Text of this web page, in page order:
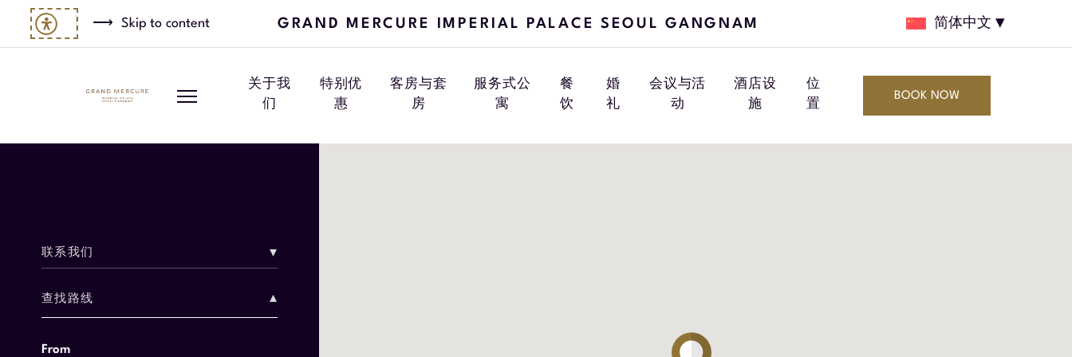
Skip to content GRAND MERCURE IMPERIAL PALACE SEOUL GANGNAM 简体中文
关于我
们
特别优
惠
客房与套
房
服务式公
寓
餐
饮
婚
礼
会议与活
动
酒店设
施
位
置
BOOK NOW
联系我们
640 Eon-ju Ro, Gangnam-gu, Seoul,
查找路线
From